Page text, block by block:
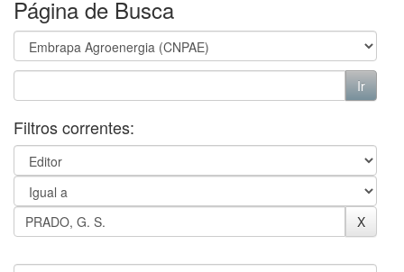
Página de Busca
Filtros correntes: